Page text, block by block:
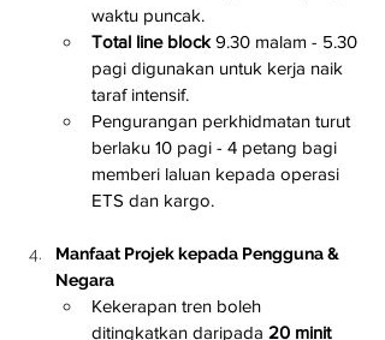
waktu puncak.
Total line block 9.30 malam - 5.30
pagi digunakan untuk kerja naik
taraf intensif.
Pengurangan perkhidmatan turut
berlaku 10 pagi - 4 petang bagi
memberi laluan kepada operasi
ETS dan kargo.
Manfaat Projek kepada Pengguna &
Negara
Kekerapan tren boleh
ditingkatkan daripada 20 minit